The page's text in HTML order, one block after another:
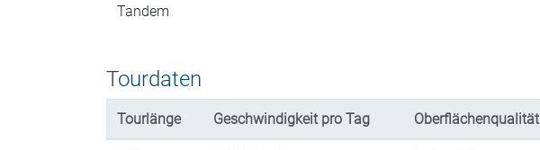
Tandem
Tourdaten
Tourlänge Geschwindigkeit pro Tag Oberflächenqualität